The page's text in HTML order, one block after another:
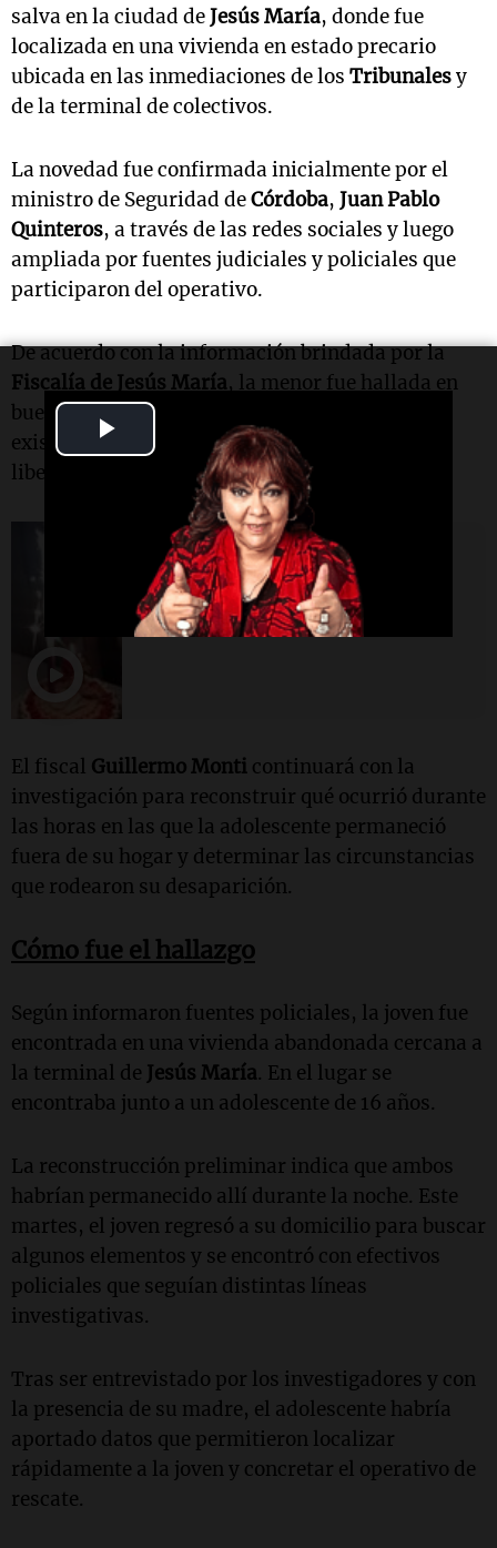
Video
salva en la ciudad deJesús María, donde fue
localizada en una vivienda en estado precario
ubicada en las inmediaciones de los Tribunalesy
de la terminal de colectivos.
La novedad fue confirmada inicialmente por el
ministro de Seguridad deCórdoba, Juan Pablo
Quinteros, a través de las redes sociales y luego
ampliada por fuentes judiciales y policiales que
participaron del operativo.
De acuerdo con la información brindada por la
Fiscalía de Jesús María, la menor fue hallada en
buen estado de salud y, hasta el momento, no
existen indicios de que haya sido privada de su
libertad o víctima de algún delito.
Viva la Radio
"Estoy esperando verla y
abrazarla": la emoción de la
madre tras el hallazgo
El fiscal Guillermo Monti continuará con la
investigación para reconstruir qué ocurrió durante
las horas en las que la adolescente permaneció
fuera de su hogar y determinar las circunstancias
que rodearon su desaparición.
Cómo fue el hallazgo
Según informaron fuentes policiales, la joven fue
encontrada en una vivienda abandonada cercana a
la terminal de Jesús María. En el lugar se
encontraba junto a un adolescente de 16 años.
La reconstrucción preliminar indica que ambos
habrían permanecido allí durante la noche. Este
martes, el joven regresó a su domicilio para buscar
algunos elementos y se encontró con efectivos
policiales que seguían distintas líneas
investigativas.
Tras ser entrevistado por los investigadores y con
la presencia de su madre, el adolescente habría
aportado datos que permitieron localizar
rápidamente a la joven y concretar el operativo de
rescate.